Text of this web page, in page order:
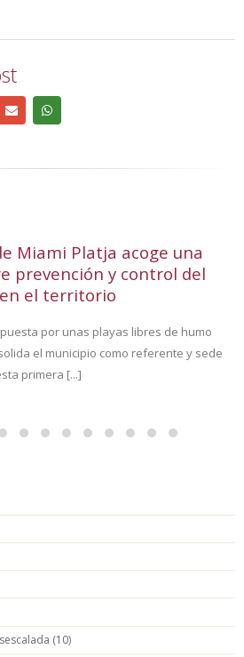
subvenciona varias
el municipio
Mont-roig del Camp ha recibido diversas
de Tarragona en el marco [...]
(10)